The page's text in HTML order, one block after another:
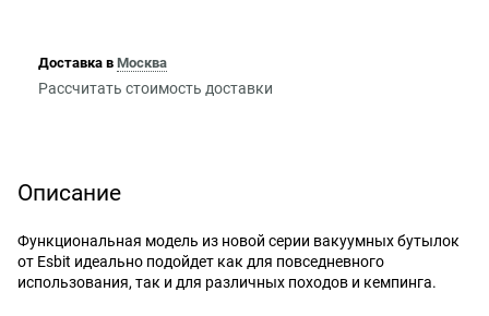
Доставка в Москва
Рассчитать стоимость доставки
Описание
Функциональная модель из новой серии вакуумных бутылок
от Esbit идеально подойдет как для повседневного
использования, так и для различных походов и кемпинга.